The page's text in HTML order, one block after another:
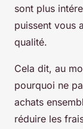
sont plus
puissent vous
qualité.
Cela dit, au
pourquoi ne
achats
réduire les